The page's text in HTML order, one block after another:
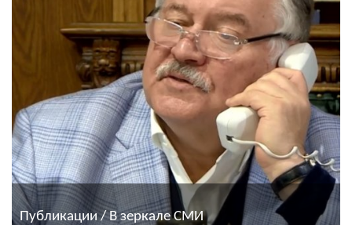
Публикации / В зеркале СМИ